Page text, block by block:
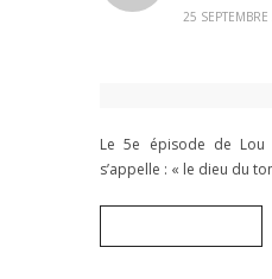
25
Le 5e épisode de
s’appelle : « le dieu du